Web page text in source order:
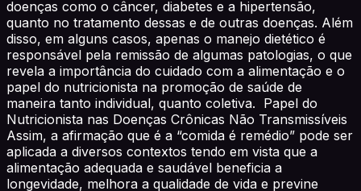
doenças como o câncer, diabetes e a hipertensão,
quanto no tratamento dessas e de outras doenças. Além
disso, em alguns casos, apenas o manejo dietético é
responsável pela remissão de algumas patologias, o que
revela a importância do cuidado com a alimentação e o
papel do nutricionista na promoção de saúde de
maneira tanto individual, quanto coletiva. Papel do
Nutricionista nas Doenças Crônicas Não Transmissíveis
Assim, a afirmação que é a “comida é remédio” pode ser
aplicada a diversos contextos tendo em vista que a
alimentação adequada e saudável beneficia a
longevidade, melhora a qualidade de vida e previne